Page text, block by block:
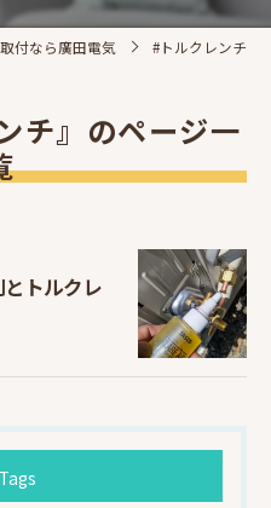
付なら廣田電気 #トルクレンチ
チ』のページ一
トルクレ
Tags